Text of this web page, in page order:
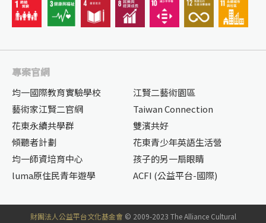
專案官網
均一國際教育實驗學校
江賢二藝術園區
藝術家江賢二官網
Taiwan Connection
花東永續共學群
雙濱共好
傾聽者計劃
花東青少年英語生活營
均一師資培育中心
孩子的另一扇眼睛
luma原住民青年遊學
ACFI (公益平台-國際)
財團法人公益平台文化基金會© 2009-2023 The Alliance Cultural